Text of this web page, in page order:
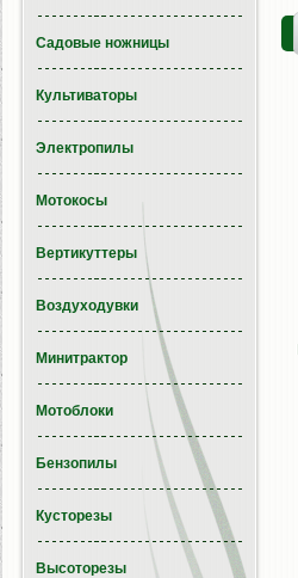
Садовые ножницы
Культиваторы
Электропилы
Мотокосы
Вертикуттеры
Воздуходувки
Минитрактор
Мотоблоки
Бензопилы
Кусторезы
Высоторезы